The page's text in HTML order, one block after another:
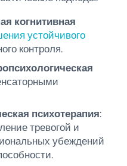
когнитивная
устойчивого
контроля.
психотерапия:
тревогой и
убеждений